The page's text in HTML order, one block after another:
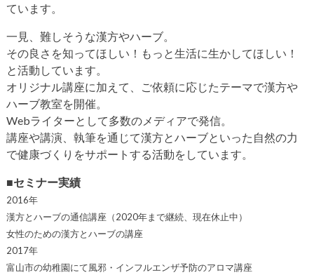
ています。
一見、難しそうな漢方やハーブ。
その良さを知ってほしい！もっと生活に生かしてほしい！
と活動しています。
オリジナル講座に加えて、ご依頼に応じたテーマで漢方や
ハーブ教室を開催。
Webライターとして多数のメディアで発信。
講座や講演、執筆を通じて漢方とハーブといった自然の力
で健康づくりをサポートする活動をしています。
■セミナー実績
2016年
漢方とハーブの通信講座（2020年まで継続、現在休止中）
女性のための漢方とハーブの講座
2017年
富山市の幼稚園にて風邪・インフルエンザ予防のアロマ講座